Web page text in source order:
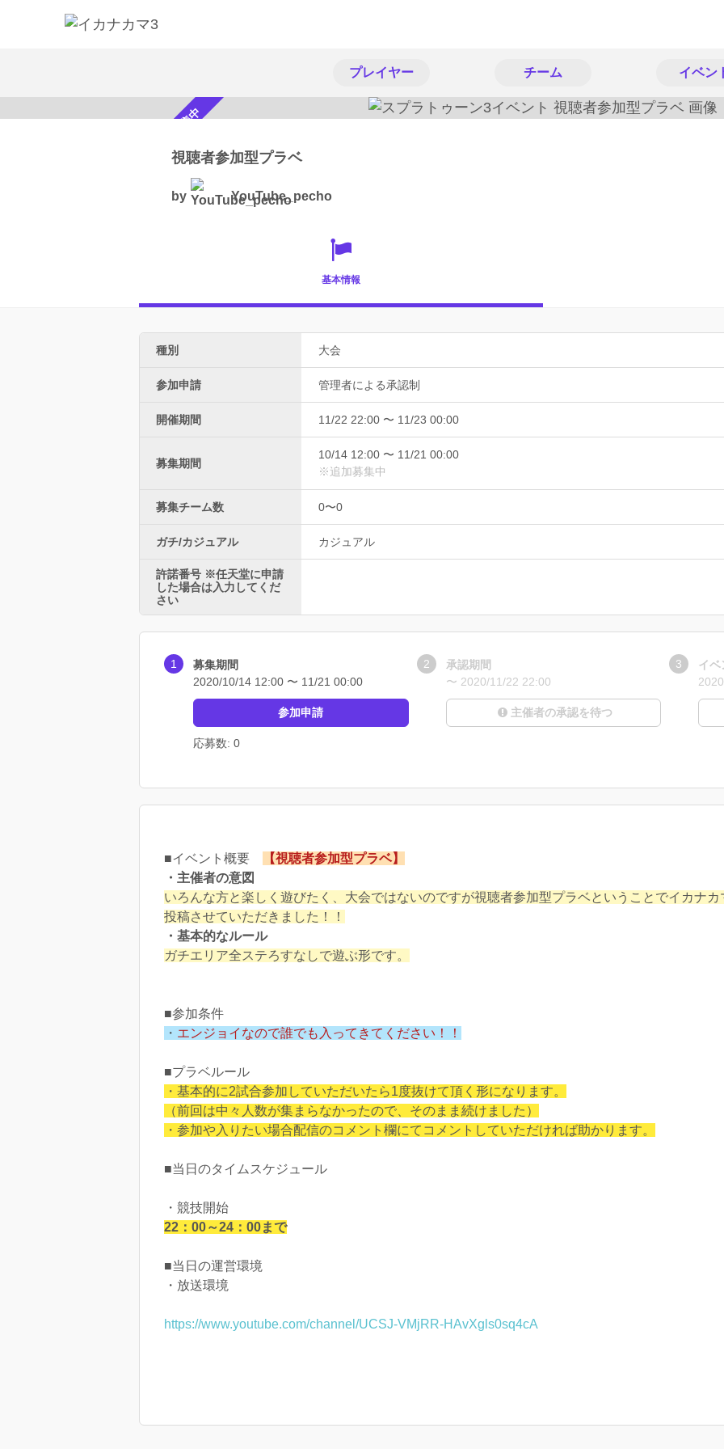
プレイヤー チーム イベン
参加者募集中
視聴者参加型プラベ
by YouTube_pecho
基本情報
種別 大会
参加申請 管理者による承認制
開催期間 11/22 22:00 〜 11/23 00:00
募集期間
10/14 12:00 〜 11/21 00:00
※追加募集中
募集チーム数 0〜0
ガチ/カジュアル カジュアル
許諾番号 ※任天堂に申請
した場合は入力してくだ
さい
募集期間
2020/10/14 12:00 〜 11/21 00:00
参加申請
応募数: 0
承認期間
〜 2020/11/22 22:00
主催者の承認を待つ
イベ
■イベント概要
【視聴者参加型プラベ】
・主催者の意図
いろんな方と楽しく遊びたく、大会ではないのですが視聴者参加型プラベということでイカナカ
投稿させていただきました！！
・基本的なルール
ガチエリア全ステろすなしで遊ぶ形です。
■参加条件
・ エンジョイなので誰でも入ってきてください！！
■プラベルール
・基本的に2試合参加していただいたら1度抜けて頂く形になります。
（前回は中々人数が集まらなかったので、そのまま続けました）
・参加や入りたい場合配信のコメント欄にてコメントしていただければ助かります。
■当日のタイムスケジュール
・競技開始
22：00～24：00まで
■当日の運営環境
・放送環境
https://www.youtube.com/channel/UCSJ-VMjRR-HAvXgls0sq4cA